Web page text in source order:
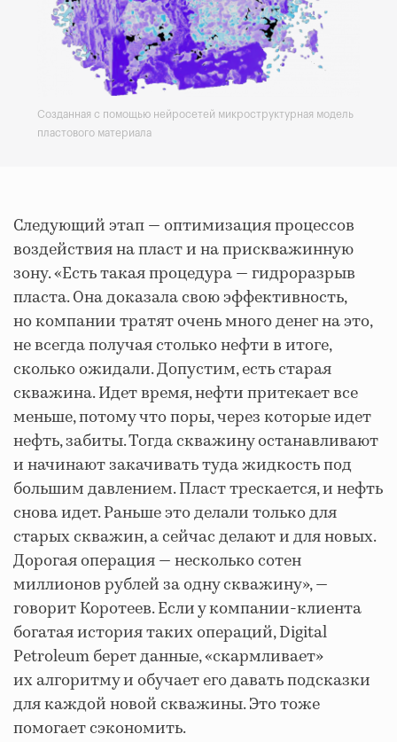
Созданная с помощью нейросетей микроструктурная модель
пластового материала
Следующий этап — оптимизация процессов
воздействия на пласт и на прискважинную
зону. «Есть такая процедура — гидроразрыв
пласта. Она доказала свою эффективность,
но компании тратят очень много денег на это,
не всегда получая столько нефти в итоге,
сколько ожидали. Допустим, есть старая
скважина. Идет время, нефти притекает все
меньше, потому что поры, через которые идет
нефть, забиты. Тогда скважину останавливают
и начинают закачивать туда жидкость под
большим давлением. Пласт трескается, и нефть
снова идет. Раньше это делали только для
старых скважин, а сейчас делают и для новых.
Дорогая операция — несколько сотен
миллионов рублей за одну скважину», —
говорит Коротеев. Если у компании-клиента
богатая история таких операций, Digital
Petroleum берет данные, «скармливает»
их алгоритму и обучает его давать подсказки
для каждой новой скважины. Это тоже
помогает сэкономить.